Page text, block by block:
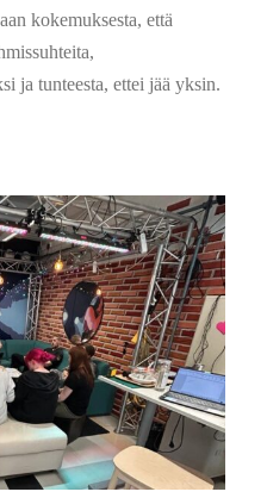
kokemuksesta, että
ja tunteesta, ettei jää yksin.